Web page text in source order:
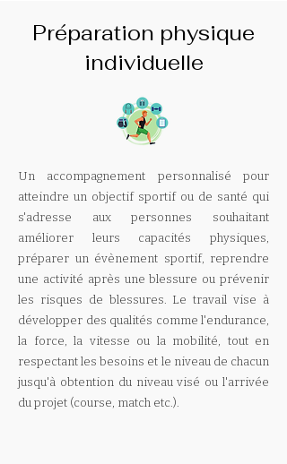
Préparation physique
individuelle
Un accompagnement personnalisé pour
atteindre un objectif sportif ou de santé qui
s'adresse aux personnes souhaitant
améliorer leurs capacités physiques,
préparer un évènement sportif, reprendre
une activité après une blessure ou prévenir
les risques de blessures. Le travail vise à
développer des qualités comme l'endurance,
la force, la vitesse ou la mobilité, tout en
respectant les besoins et le niveau de chacun
jusqu'à obtention du niveau visé ou l'arrivée
du projet (course, match etc.).